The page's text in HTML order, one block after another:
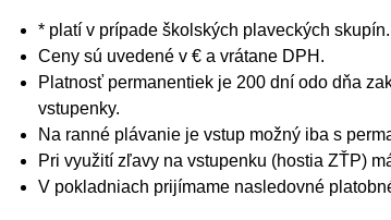
* platí v prípade školských plaveckých
Ceny sú uvedené v € a vrátane DPH.
Platnosť permanentiek je 200 dní odo dňa
vstupenky.
Na ranné plávanie je vstup možný iba s
Pri využití zľavy na vstupenku (hostia ZŤP)
V pokladniach prijímame nasledovné